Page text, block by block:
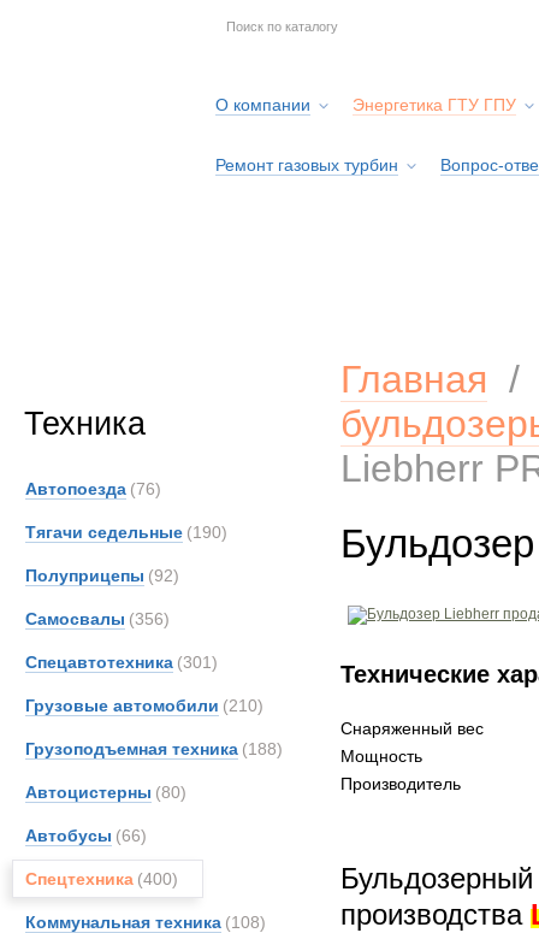
О компании Энергетика ГТУ ГПУ
Ремонт газовых турбин Вопрос-
Техника
Автопоезда (76)
Тягачи седельные (190)
Полуприцепы (92)
Самосвалы (356)
Спецавтотехника (301)
Грузовые автомобили (210)
Грузоподъемная техника (188)
Автоцистерны (80)
Автобусы (66)
Спецтехника (400)
Коммунальная техника (108)
Главная
Liebherr
Технические
Снаряженный вес
Мощность
Производитель
Бульдозерный
производства